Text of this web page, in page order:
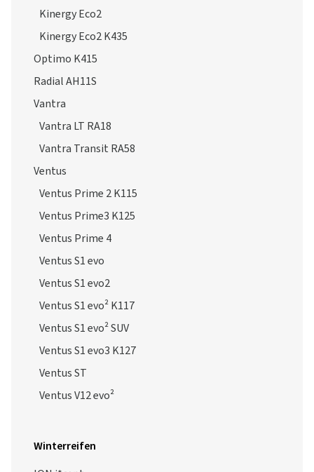
Kinergy Eco2
Kinergy Eco2 K435
Optimo K415
Radial AH11S
Vantra
Vantra LT RA18
Vantra Transit RA58
Ventus
Ventus Prime 2 K115
Ventus Prime3 K125
Ventus Prime 4
Ventus S1 evo
Ventus S1 evo2
Ventus S1 evo² K117
Ventus S1 evo² SUV
Ventus S1 evo3 K127
Ventus ST
Ventus V12 evo²
Winterreifen